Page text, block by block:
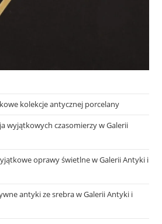
kolekcje antycznej porcelany
wyjątkowych czasomierzy w Galerii
oprawy świetlne w Galerii Antyki i
antyki ze srebra w Galerii Antyki i